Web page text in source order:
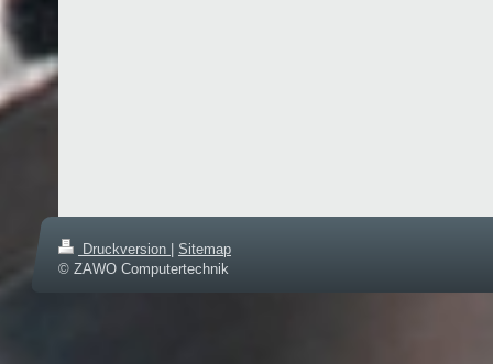
Druckversion
Sitemap
© ZAWO Computertechnik